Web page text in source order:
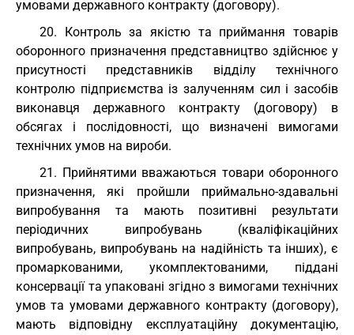
умовами державного контракту (договору).
20. Контроль за якістю та приймання товарів
оборонного призначення представництво здійснює у
присутності представників відділу технічного
контролю підприємства із залученням сил і засобів
виконавця державного контракту (договору) в
обсягах і послідовності, що визначені вимогами
технічних умов на вироби.
21. Прийнятими вважаються товари оборонного
призначення, які пройшли приймально-здавальні
випробування та мають позитивні результати
періодичних випробувань (кваліфікаційних
випробувань, випробувань на надійність та інших), є
промаркованими, укомплектованими, піддані
консервації та упаковані згідно з вимогами технічних
умов та умовами державного контракту (договору),
мають відповідну експлуатаційну документацію,